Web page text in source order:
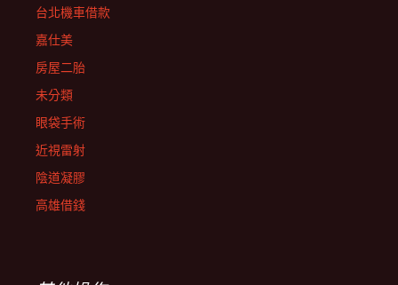
台北機車借款
嘉仕美
房屋二胎
未分類
眼袋手術
近視雷射
陰道凝膠
高雄借錢